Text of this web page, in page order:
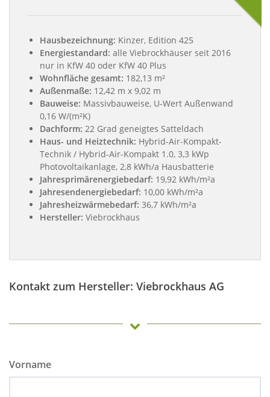
Hausbezeichnung: Kinzer, Edition 425
Energiestandard: alle Viebrockhäuser seit 2016
nur in KfW 40 oder KfW 40 Plus
Wohnfläche gesamt: 182,13 m²
Außenmaße: 12,42 m x 9,02 m
Bauweise: Massivbauweise, U-Wert Außenwand
0,16 W/(m²K)
Dachform: 22 Grad geneigtes Satteldach
Haus- und Heiztechnik: Hybrid-Air-Kompakt-
Technik / Hybrid-Air-Kompakt 1.0, 3,3 kWp
Photovoltaikanlage, 2,8 kWh/a Hausbatterie
Jahresprimärenergiebedarf: 19,92 kWh/m²a
Jahresendenergiebedarf: 10,00 kWh/m²a
Jahresheizwärmebedarf: 36,7 kWh/m²a
Hersteller: Viebrockhaus
Kontakt zum Hersteller: Viebrockhaus AG
Vorname